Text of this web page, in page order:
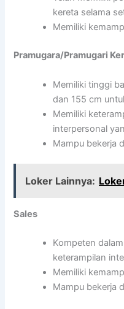
kereta selama
Memiliki
Pramugara/Pramugari
Memiliki tinggi
dan 155 cm
Memiliki
interpersonal
Mampu bekerja
Loker Lainnya:
Sales
Kompeten
keterampilan
Memiliki
Mampu bekerja